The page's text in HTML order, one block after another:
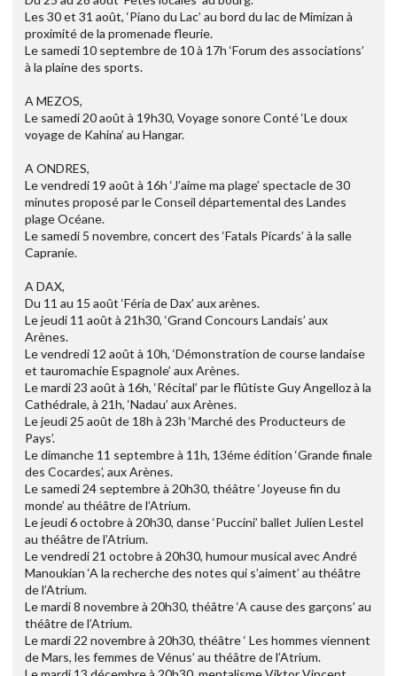
Les 30 et 31 août, ‘Piano du Lac’ au bord du lac de Mimizan à
proximité de la promenade fleurie.
Le samedi 10 septembre de 10 à 17h ‘Forum des associations’
à la plaine des sports.
A MEZOS,
Le samedi 20 août à 19h30, Voyage sonore Conté ‘Le doux
voyage de Kahina’ au Hangar.
A ONDRES,
Le vendredi 19 août à 16h ‘J’aime ma plage’ spectacle de 30
minutes proposé par le Conseil départemental des Landes
plage Océane.
Le samedi 5 novembre, concert des ‘Fatals Picards’ à la salle
Capranie.
A DAX,
Du 11 au 15 août ‘Féria de Dax’ aux arènes.
Le jeudi 11 août à 21h30, ‘Grand Concours Landais’ aux
Arènes.
Le vendredi 12 août à 10h, ‘Démonstration de course landaise
et tauromachie Espagnole’ aux Arènes.
Le mardi 23 août à 16h, ‘Récital’ par le flûtiste Guy Angelloz à la
Cathédrale, à 21h, ‘Nadau’ aux Arènes.
Le jeudi 25 août de 18h à 23h ‘Marché des Producteurs de
Pays’.
Le dimanche 11 septembre à 11h, 13éme édition ‘Grande finale
des Cocardes’, aux Arènes.
Le samedi 24 septembre à 20h30, théâtre ‘Joyeuse fin du
monde’ au théâtre de l’Atrium.
Le jeudi 6 octobre à 20h30, danse ‘Puccini’ ballet Julien Lestel
au théâtre de l’Atrium.
Le vendredi 21 octobre à 20h30, humour musical avec André
Manoukian ‘A la recherche des notes qui s’aiment’ au théâtre
de l’Atrium.
Le mardi 8 novembre à 20h30, théâtre ‘A cause des garçons’ au
théâtre de l’Atrium.
Le mardi 22 novembre à 20h30, théâtre ‘ Les hommes viennent
de Mars, les femmes de Vénus’ au théâtre de l’Atrium.